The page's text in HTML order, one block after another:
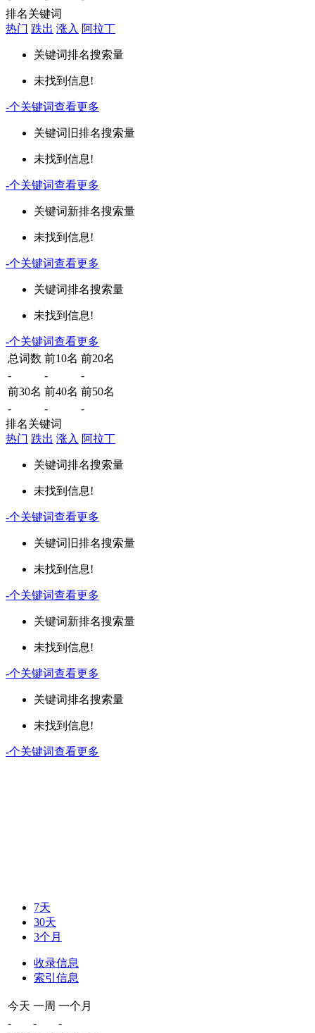
排名关键词
热门 跌出 涨入 阿拉丁
关键词排名搜索量
未找到信息!
-个关键词查看更多
关键词 旧排名搜索量
未找到信息!
-个关键词查看更多
关键词新排名搜索量
未找到信息!
-个关键词查看更多
关键词排名搜索量
未找到信息!
-个关键词查看更多
总词数 前10名 前20名
-
-
-
前30名 前40名 前50名
-
-
-
排名关键词
热门 跌出 涨入 阿拉丁
关键词排名搜索量
未找到信息!
-个关键词查看更多
关键词 旧排名搜索量
未找到信息!
-个关键词查看更多
关键词新排名搜索量
未找到信息!
-个关键词查看更多
关键词排名搜索量
未找到信息!
-个关键词查看更多
7天
30天
3个月
收录信息
索引信息
今天 一周 一个月
-
-
-